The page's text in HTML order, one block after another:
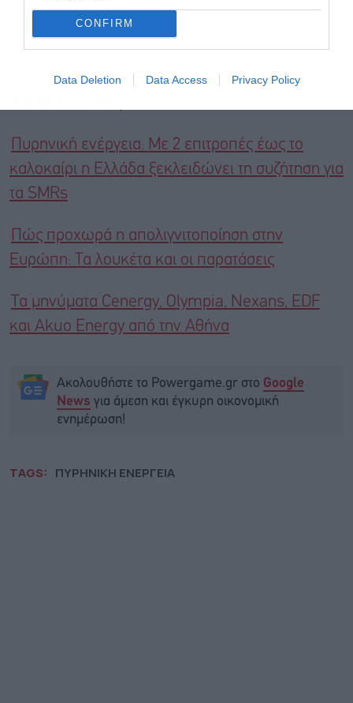
CONFIRM
Data Deletion Data Access Privacy Policy
Πυρηνική ενέργεια: Με 2 επιτροπές έως το
καλοκαίρι η Ελλάδα ξεκλειδώνει τη συζήτηση για
τα SMRs
Πώς προχωρά η απολιγνιτοποίηση στην
Ευρώπη: Τα λουκέτα και οι παρατάσεις
Τα μηνύματα Cenergy, Olympia, Nexans, EDF
και Akuo Energy από την Αθήνα
Ακολουθήστε το Powergame.gr στο Google
News για άμεση και έγκυρη οικονομική
ενημέρωση!
TAGS: ΠΥΡΗΝΙΚΗ ΕΝΕΡΓΕΙΑ